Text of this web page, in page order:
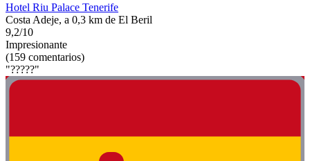
Hotel Riu Palace Tenerife
Costa Adeje, a 0,3 km de El Beril
9,2/10
Impresionante
(159 comentarios)
"?????"